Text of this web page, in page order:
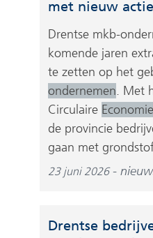
met nieuw
Drentse mkb-
komende jaren
te zetten op het
ondernemen. Met
Circulaire Economie
de provincie
gaan met
23 juni 2026
Drentse